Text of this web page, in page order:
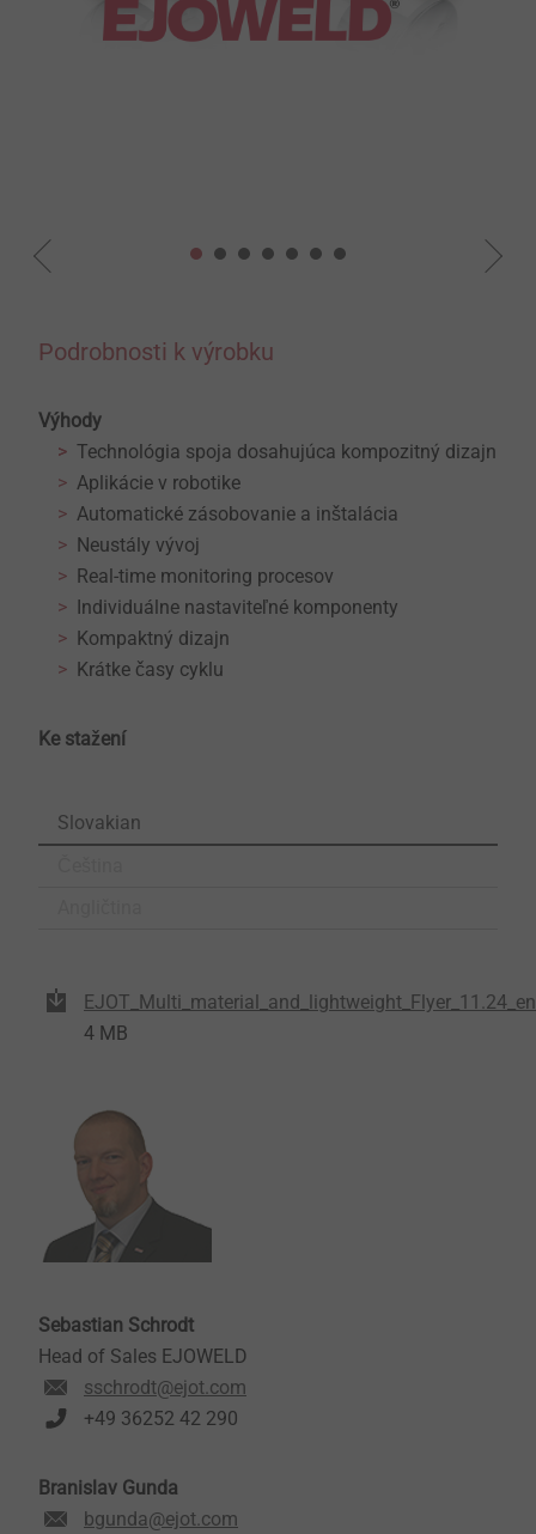
Podrobnosti k výrobku
Výhody
Technológia spoja dosahujúca kompozitný dizajn
Aplikácie v robotike
Automatické zásobovanie a inštalácia
Neustály vývoj
Real-time monitoring procesov
Individuálne nastaviteľné komponenty
Kompaktný dizajn
Krátke časy cyklu
Ke stažení
Slovakian
4 MB
Sebastian Schrodt
Head of Sales EJOWELD
sschrodt@ejot.com
+49 36252 42 290
Branislav Gunda
bgunda@ejot.com